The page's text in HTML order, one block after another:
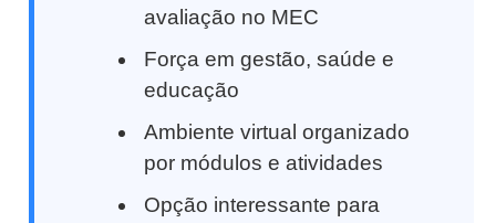
avaliação no MEC
Força em gestão, saúde e
educação
Ambiente virtual organizado
por módulos e atividades
Opção interessante para